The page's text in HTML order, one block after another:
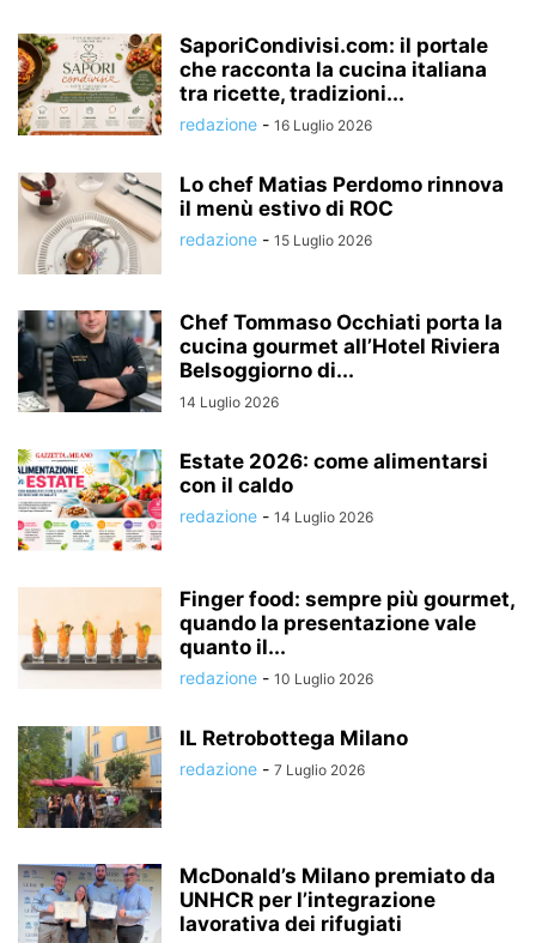
SaporiCondivisi.com: il portale
che racconta la cucina italiana
tra ricette, tradizioni...
redazione - 16 Luglio 2026
Lo chef Matias Perdomo rinnova
il menù estivo di ROC
redazione - 15 Luglio 2026
Chef Tommaso Occhiati porta la
cucina gourmet all’Hotel Riviera
Belsoggiorno di...
14 Luglio 2026
Estate 2026: come alimentarsi
con il caldo
redazione - 14 Luglio 2026
Finger food: sempre più gourmet,
quando la presentazione vale
quanto il...
redazione - 10 Luglio 2026
IL Retrobottega Milano
redazione - 7 Luglio 2026
McDonald’s Milano premiato da
UNHCR per l’integrazione
lavorativa dei rifugiati